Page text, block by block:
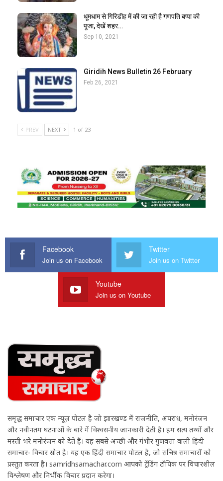
धूमधाम से गिरिडीह में की जा रही है गणपति बप्पा की
पूजा, देखें शहर…
Sep 10, 2021
Giridih News Bulletin 26 February
Feb 26, 2021
PREV NEXT 1 of 23
Facebook
Join us on Facebook
Twitter
Join us on Twitter
Youtube
Join us on Youtube
समृद्ध समाचार एक न्यूज़ पोर्टल है जो झारखण्ड में राजनीति, अपराध, मनोरंजन
और नवीनतम घटनाओं के बारे में विश्वसनीय जानकारी देती है। हम सत्य तथ्यों और
मस्ती भरे मनोरंजन को देते हैं। यह सबसे अच्छी और गंभीर गुणवत्ता वाली हिंदी
समाचार- विचार स्रोत है। यह एक हिंदी समाचार पोर्टल है, जो सचित्र समाचारों को
प्रस्तुत करता है। samridhsamachar.com आपको ट्रेंडिंग टॉपिक पर विचारशील
विश्लेषण और निर्भीक विचार प्रदान करेगा।